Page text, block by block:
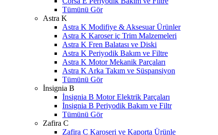
Tümünü Gör
Astra K
Astra K Modifiye & Aksesuar Ürünler
Astra K Karoser iç Trim Malzemeleri
Astra K Fren Balatası ve Diski
Astra K Periyodik Bakım ve Filtre
Astra K Motor Mekanik Parçaları
Astra K Arka Takım ve Süspansiyon
Tümünü Gör
İnsignia B
İnsignia B Motor Elektrik Parçaları
İnsignia B Periyodik Bakım ve Filtr
Tümünü Gör
Zafira C
Zafira C Karoseri ve Kaporta Ürünle